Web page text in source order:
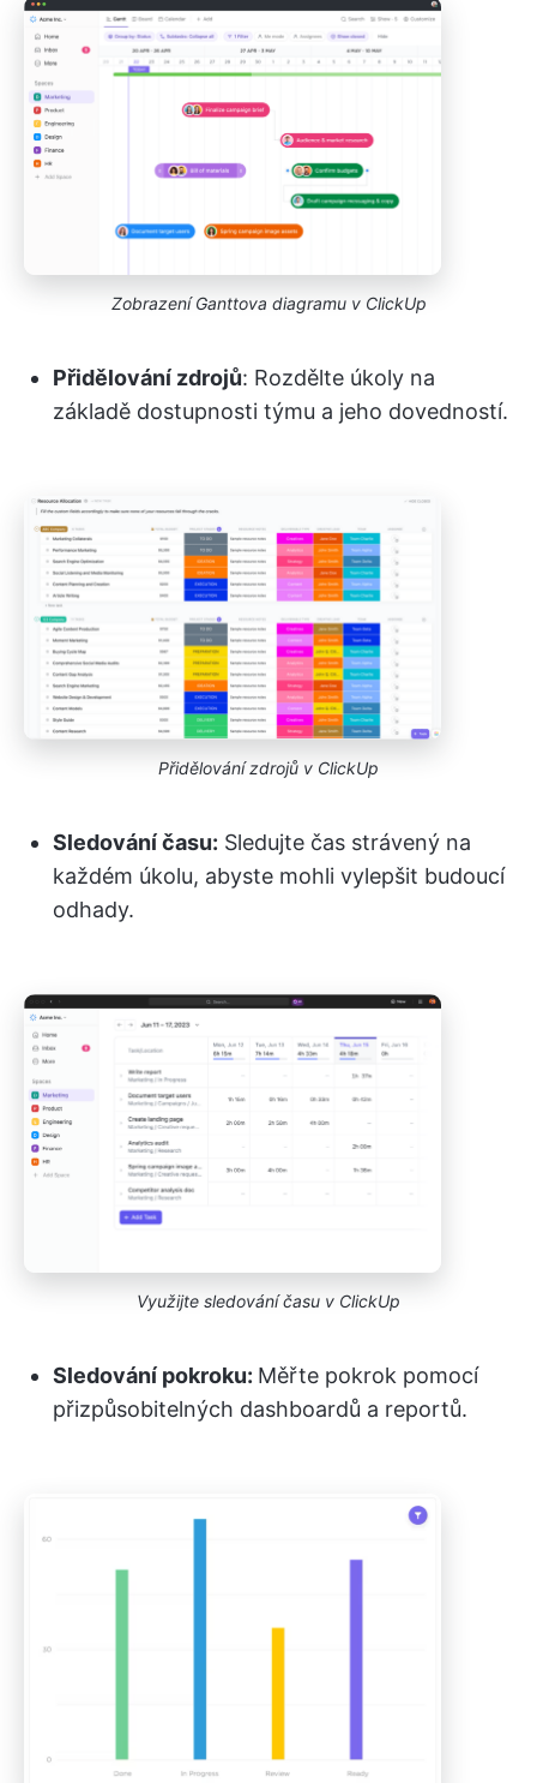
Zobrazení Ganttova diagramu v ClickUp
Přidělování zdrojů: Rozdělte úkoly na
základě dostupnosti týmu a jeho dovedností.
Přidělování zdrojů v ClickUp
Sledování času: Sledujte čas strávený na
každém úkolu, abyste mohli vylepšit budoucí
odhady.
Využijte sledování času v ClickUp
Sledování pokroku: Měřte pokrok pomocí
přizpůsobitelných dashboardů a reportů.